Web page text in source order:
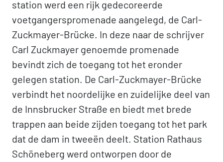
station werd een rijk gedecoreerde
voetgangerspromenade aangelegd, de Carl-
Zuckmayer-Brücke. In deze naar de schrijver
Carl Zuckmayer genoemde promenade
bevindt zich de toegang tot het eronder
gelegen station. De Carl-Zuckmayer-Brücke
verbindt het noordelijke en zuidelijke deel van
de Innsbrucker Straße en biedt met brede
trappen aan beide zijden toegang tot het park
dat de dam in tweeën deelt. Station Rathaus
Schöneberg werd ontworpen door de